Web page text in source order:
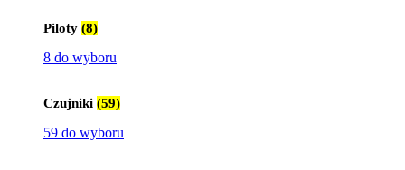
Piloty (8)
8 do wyboru
Czujniki (59)
59 do wyboru